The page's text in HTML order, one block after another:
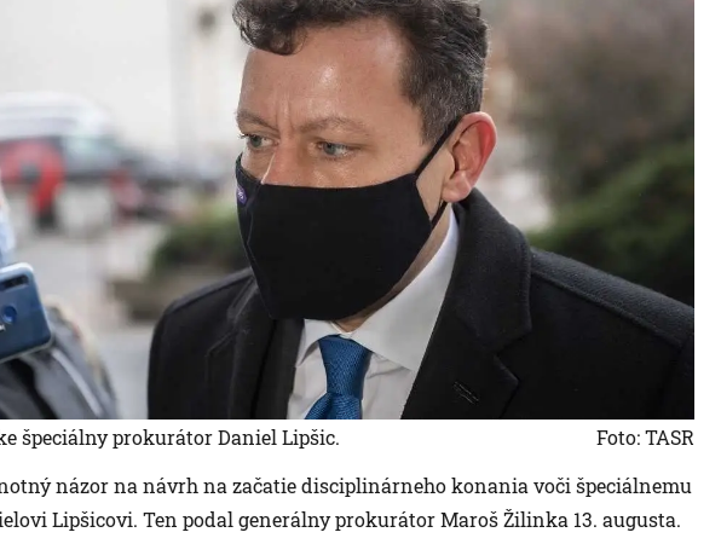
špeciálny prokurátor Daniel Lipšic.
Foto: TASR
názor na návrh na začatie disciplinárneho konania voči špeciálnemu
Lipšicovi. Ten podal generálny prokurátor Maroš Žilinka 13. augusta.